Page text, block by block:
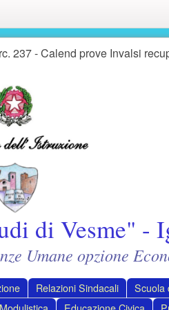
237 - Calend prove Invalsi
di Vesme" -
Umane opzione
Relazioni Sindacali Scuola